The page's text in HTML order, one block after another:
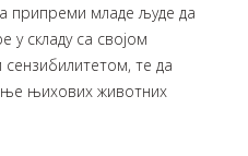
припреми младе људе да
складу са својом
те да
њихових животних